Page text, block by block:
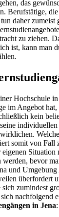
das
Berufstätige,
daher zumeist
zu ziehen.
ist, kann man
Hochschule
im Angebot
kein
individuellen
somit von Fall
Situation
bevor
und
überfordert
zumindest
nachfolgend
in Jena: